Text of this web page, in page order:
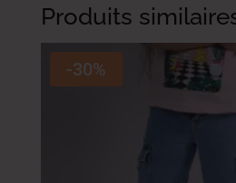
Produits
-30%